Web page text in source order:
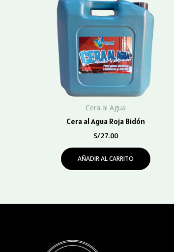
Cera al Agua
Cera al Agua Roja Bidón
S/27.00
AÑADIR AL CARRITO